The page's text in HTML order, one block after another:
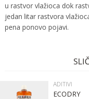
u rastvor vlažioca dok
jedan litar rastvora
pena ponovo pojavi.
Brend
ADITIVI
ECODRY